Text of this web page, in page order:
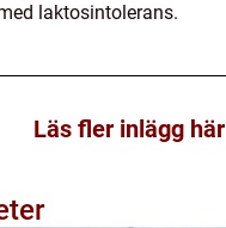
laktosintolerans.
Läs fler inlägg här